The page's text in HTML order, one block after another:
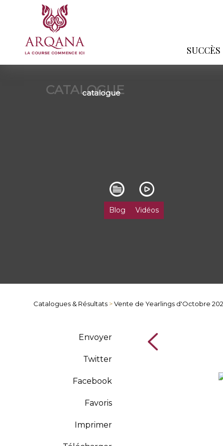
SUCCÈS
CATALOGUE
catalogue
Blog Vidéos
Catalogues & Résultats >Vente de Yearlings d'Octobre
Envoyer
Twitter
Facebook
Favoris
Imprimer